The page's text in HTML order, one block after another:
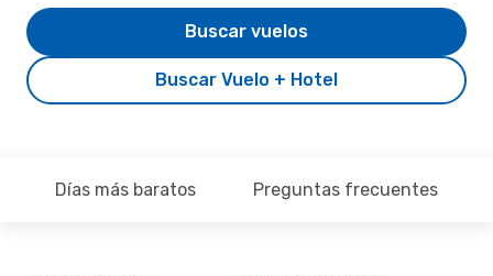
Buscar Vuelo + Hotel
Buscar vuelos
Días más baratos Preguntas frecuentes